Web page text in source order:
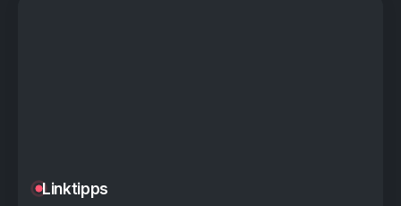
Linktipps